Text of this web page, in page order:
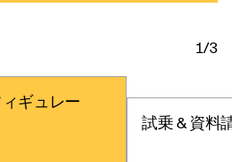
1/3
ギュレー
試乗 & 資料